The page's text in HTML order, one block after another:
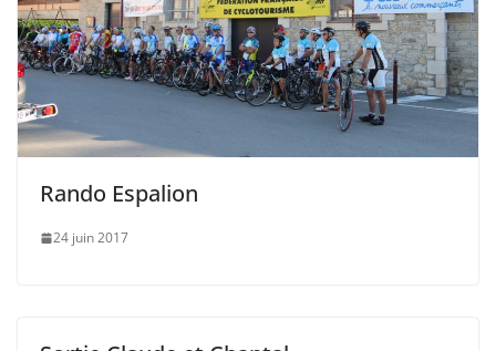
Rando Espalion
24 juin 2017